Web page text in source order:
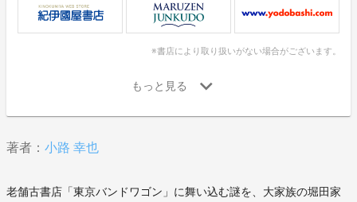
※書店により取り扱いがない場合がございます。
著者： 小路 幸也
老舗古書店「東京バンドワゴン」に舞い込む謎を、大家族の堀田家